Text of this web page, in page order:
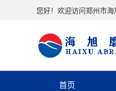
您好！欢迎访问郑州市海
首页